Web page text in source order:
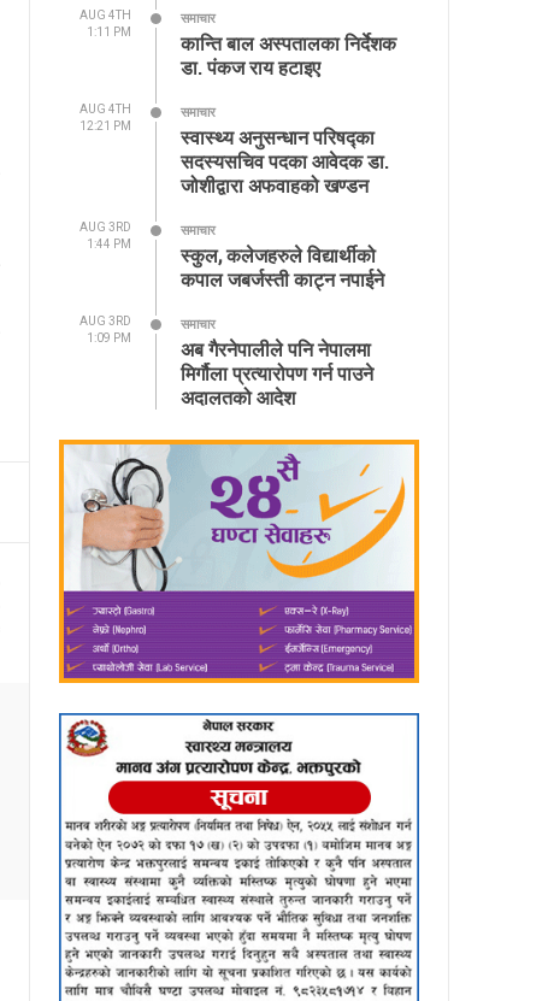
AUG 4TH
1:11 PM
समाचार
कान्ति बाल अस्पतालका निर्देशक
डा. पंकज राय हटाइए
AUG 4TH
12:21 PM
समाचार
स्वास्थ्य अनुसन्धान परिषद्का
सदस्यसचिव पदका आवेदक डा.
जोशीद्वारा अफवाहको खण्डन
AUG 3RD
1:44 PM
समाचार
स्कुल, कलेजहरुले विद्यार्थीको
कपाल जबर्जस्ती काट्न नपाईने
AUG 3RD
1:09 PM
समाचार
अब गैरनेपालीले पनि नेपालमा
मिर्गौला प्रत्यारोपण गर्न पाउने
अदालतको आदेश